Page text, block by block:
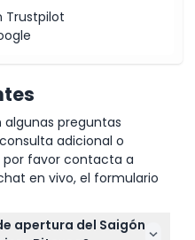
Trustpilot
preguntas
adicional o
por favor contacta a
en vivo, el formulario
apertura del Saigón